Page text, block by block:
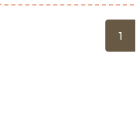
1